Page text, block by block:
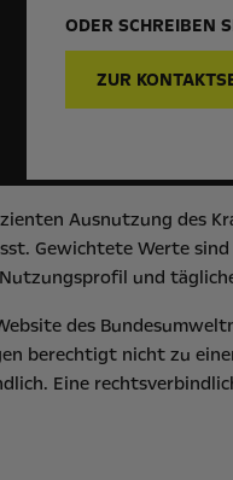
ODER SCHREIBEN
ZUR
Ausnutzung des
Gewichtete Werte
und
des
berechtigt nicht zu
Eine